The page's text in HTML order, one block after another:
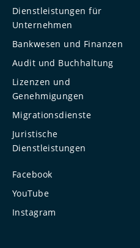
Dienstleistungen für
Unternehmen
Bankwesen und Finanzen
Audit und Buchhaltung
Lizenzen und
Genehmigungen
Migrationsdienste
Juristische
Dienstleistungen
Facebook
YouTube
Instagram